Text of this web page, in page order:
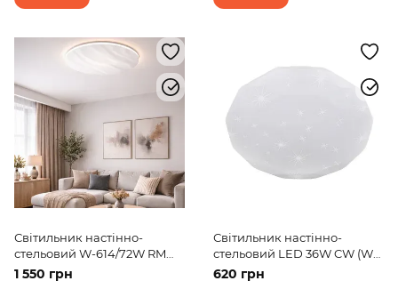
Світильник настінно-
стельовий W-614/72W RM
WW+CW+NW
1 550 грн
Світильник настінно-
стельовий LED 36W CW (W-
639)
620 грн